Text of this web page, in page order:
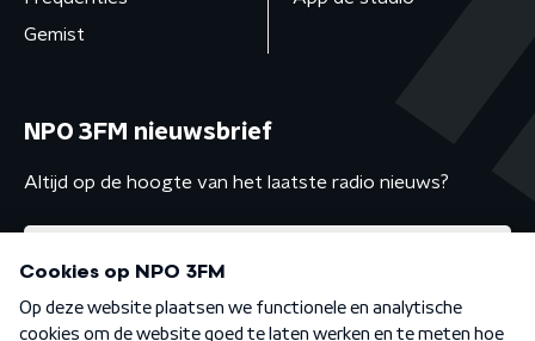
Gemist
NPO 3FM nieuwsbrief
Altijd op de hoogte van het laatste radio nieuws?